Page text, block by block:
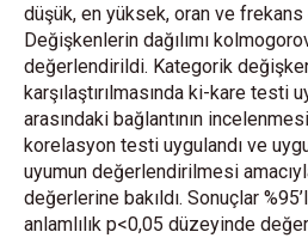
düşük, en yüksek, oran ve frekans
Değişkenlerin dağılımı
değerlendirildi. Kategorik
karşılaştırılmasında ki-kare testi
arasındaki bağlantının
korelasyon testi uygulandı ve
uyumun değerlendirilmesi
değerlerine bakıldı. Sonuçlar
anlamlılık p<0,05 düzeyinde